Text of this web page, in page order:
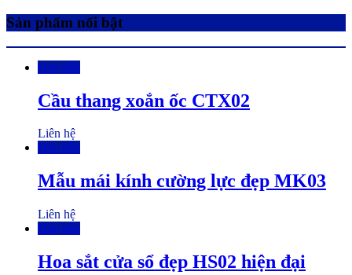
Sản phẩm nổi bật
Đọc tiếp
Cầu thang xoắn ốc CTX02
Liên hệ
Đọc tiếp
Mẫu mái kính cường lực đẹp MK03
Liên hệ
Đọc tiếp
Hoa sắt cửa sổ đẹp HS02 hiện đại